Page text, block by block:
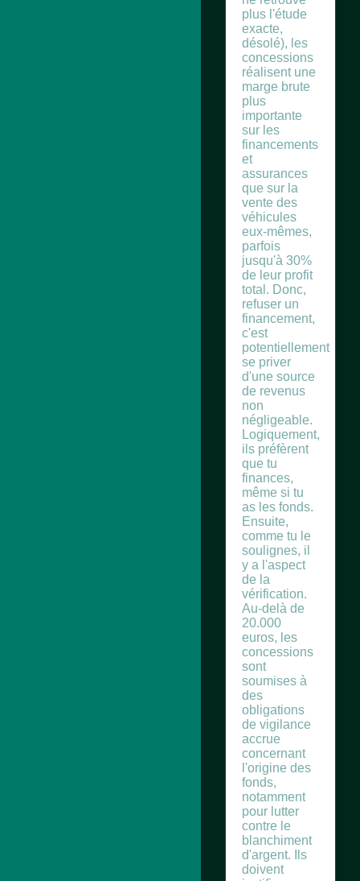
plus l'étude
exacte,
désolé), les
concessions
réalisent une
marge brute
plus
importante
sur les
financements
et
assurances
que sur la
vente des
véhicules
eux-mêmes,
parfois
jusqu'à 30%
de leur profit
total. Donc,
refuser un
financement,
c'est
potentiellement
se priver
d'une source
de revenus
non
négligeable.
Logiquement,
ils préfèrent
que tu
finances,
même si tu
as les fonds.
Ensuite,
comme tu le
soulignes, il
y a l'aspect
de la
vérification.
Au-delà de
20.000
euros, les
concessions
sont
soumises à
des
obligations
de vigilance
accrue
concernant
l'origine des
fonds,
notamment
pour lutter
contre le
blanchiment
d'argent. Ils
doivent